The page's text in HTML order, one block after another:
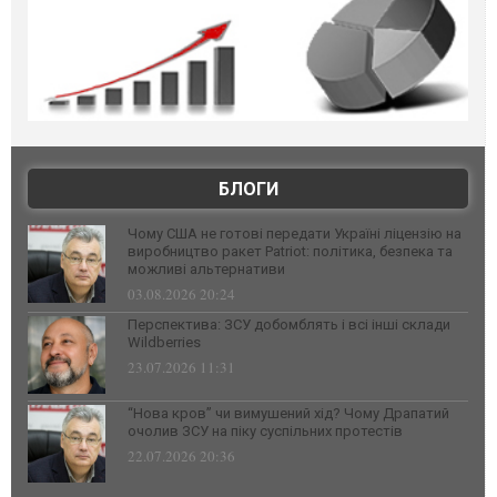
БЛОГИ
Чому США не готові передати Україні ліцензію на
виробництво ракет Patriot: політика, безпека та
можливі альтернативи
03.08.2026 20:24
Перспектива: ЗСУ добомблять і всі інші склади
Wildberries
23.07.2026 11:31
“Нова кров” чи вимушений хід? Чому Драпатий
очолив ЗСУ на піку суспільних протестів
22.07.2026 20:36